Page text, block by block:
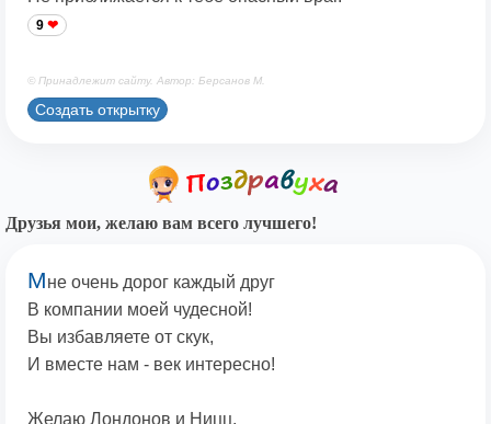
9
© Принадлежит сайту. Автор: Берсанов М.
Создать открытку
Друзья мои, желаю вам всего лучшего!
Мне очень дорог каждый друг
В компании моей чудесной!
Вы избавляете от скук,
И вместе нам - век интересно!
Желаю Лондонов и Ницц,